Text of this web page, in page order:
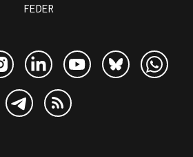
FEDER